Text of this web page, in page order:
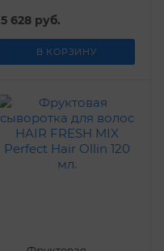
Helen Seward
1000 мл
5 628руб.
В КОРЗИНУ